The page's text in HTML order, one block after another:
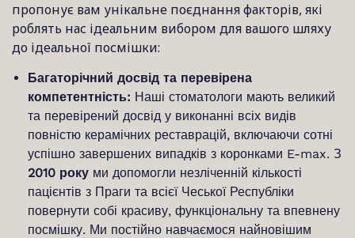
пропонує вам унікальне поєднання факторів, які
роблять нас ідеальним вибором для вашого шляху
до ідеальної посмішки:
Багаторічний досвід та перевірена
компетентність: Наші стоматологи мають великий
та перевірений досвід у виконанні всіх видів
повністю керамічних реставрацій, включаючи сотні
успішно завершених випадків з коронками E-max. З
2010 року ми допомогли незліченній кількості
пацієнтів з Праги та всієї Чеської Республіки
повернути собі красиву, функціональну та впевнену
посмішку. Ми постійно навчаємося найновішим